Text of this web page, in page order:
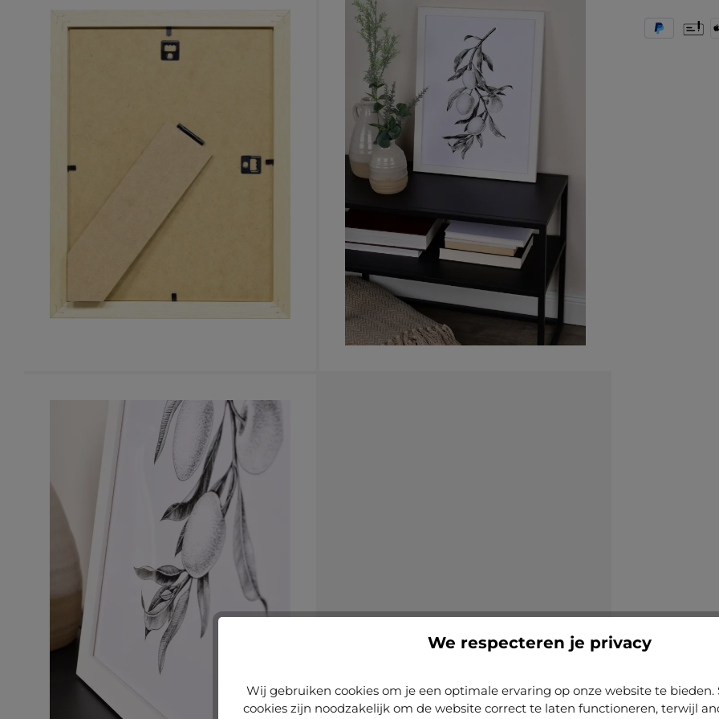
PayPal
We respecteren je privacy
Wij gebruiken cookies om je een optimale ervaring op onze website te bieden.
cookies zijn noodzakelijk om de website correct te laten functioneren, terwijl